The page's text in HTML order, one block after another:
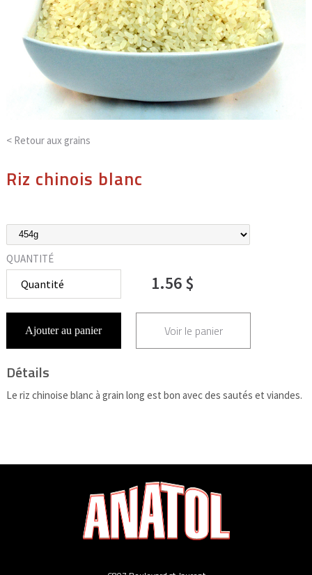
< Retour aux grains
Riz chinois blanc
QUANTITÉ
1.56 $
Ajouter au panier Voir le panier
Détails
Le riz chinoise blanc à grain long est bon avec des sautés et viandes.